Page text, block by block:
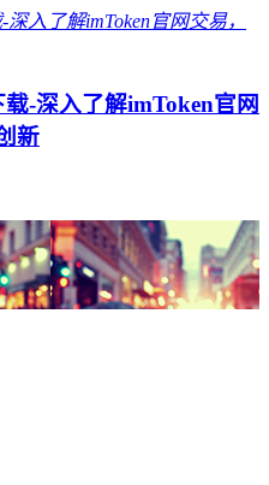
-深入了解imToken官网
新